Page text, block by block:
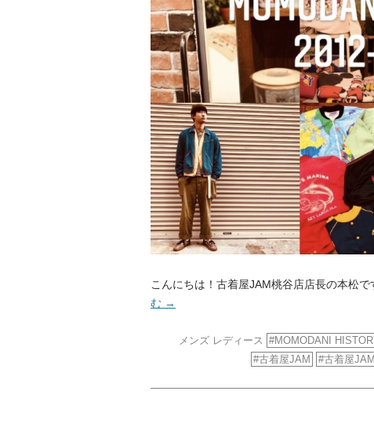
こんにちは！古着屋JAM桃谷店店長の本松
む →
メンズ レディース MOMODANI
古着屋JAM
古着屋